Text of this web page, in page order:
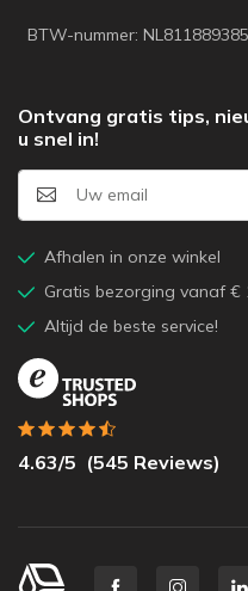
BTW-nummer:
Ontvang gratis tips,
u snel in!
Afhalen in onze winkel
Gratis bezorging vanaf €
Altijd de beste service!
4.63/5 (545 Reviews)